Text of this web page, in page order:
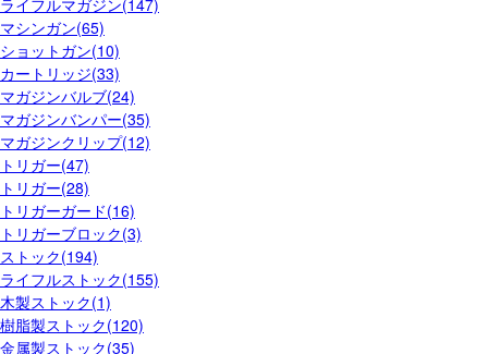
ライフルマガジン(147)
マシンガン(65)
ショットガン(10)
カートリッジ(33)
マガジンバルブ(24)
マガジンバンパー(35)
マガジンクリップ(12)
トリガー(47)
トリガー(28)
トリガーガード(16)
トリガーブロック(3)
ストック(194)
ライフルストック(155)
木製ストック(1)
樹脂製ストック(120)
金属製ストック(35)